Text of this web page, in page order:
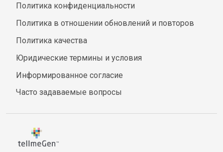
Политика конфиденциальности
Политика в отношении обновлений и повторов
Политика качества
Юридические термины и условия
Информированное согласие
Часто задаваемые вопросы